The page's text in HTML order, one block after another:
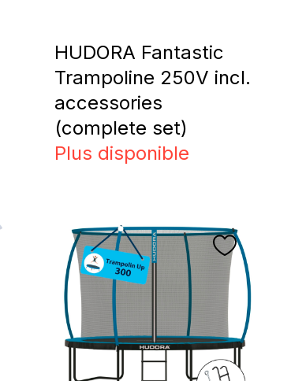
HUDORA Fantastic
Trampoline 250V incl.
accessories
(complete set)
Plus disponible